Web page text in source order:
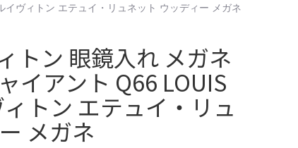
ヴィトン エテュイ・リュネット ウッディー メガネ
トン 眼鏡入れ メガネ
イアント Q66 LOUIS
トン エテュイ・リュ
メガネ